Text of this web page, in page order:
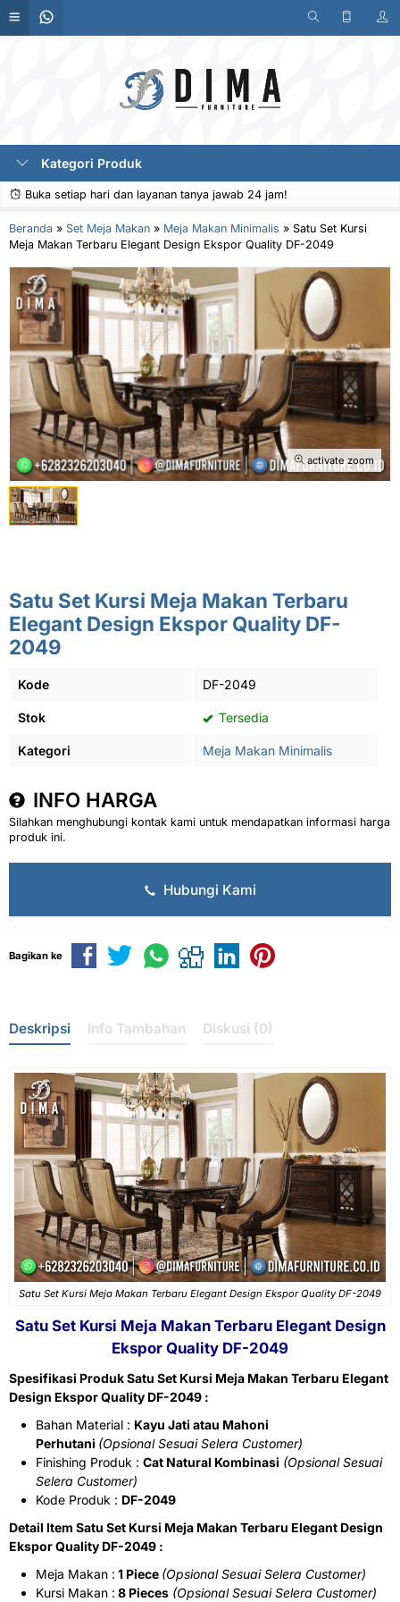
Kategori Produk
Buka setiap hari dan layanan tanya jawab 24 jam!
Beranda » Set Meja Makan » Meja Makan Minimalis » Satu Set Kursi
Meja Makan Terbaru Elegant Design Ekspor Quality DF-2049
activate zoom
Satu Set Kursi Meja Makan Terbaru
Elegant Design Ekspor Quality DF-
2049
Kode DF-2049
Stok Tersedia
Kategori Meja Makan Minimalis
INFO HARGA
Silahkan menghubungi kontak kami untuk mendapatkan informasi harga
produk ini.
Hubungi Kami
Bagikan ke
Deskripsi Info Tambahan Diskusi (0)
Satu Set Kursi Meja Makan Terbaru Elegant Design Ekspor Quality DF-2049
Satu Set Kursi Meja Makan Terbaru Elegant Design
Ekspor Quality DF-2049
Spesifikasi Produk Satu Set Kursi Meja Makan Terbaru Elegant
Design Ekspor Quality DF-2049 :
Bahan Material : Kayu Jati atau Mahoni
Perhutani (Opsional Sesuai Selera Customer)
Finishing Produk : Cat Natural Kombinasi (Opsional Sesuai
Selera Customer)
Kode Produk : DF-2049
Detail Item Satu Set Kursi Meja Makan Terbaru Elegant Design
Ekspor Quality DF-2049 :
Meja Makan : 1 Piece (Opsional Sesuai Selera Customer)
Kursi Makan : 8 Pieces (Opsional Sesuai Selera Customer)